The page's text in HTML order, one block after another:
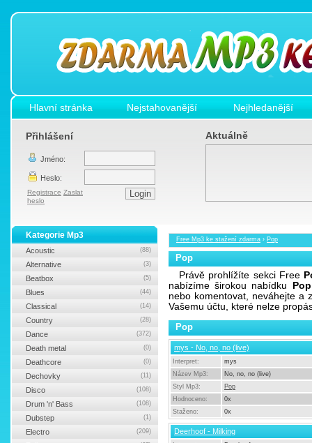
Hlavní stránka Nejstahovanější Nejhledanější
Přihlášení
Jméno:
Heslo:
Registrace Zaslat
heslo
Aktuálně
Free Mp3 ke stažení zdarma › Pop
Pop
Právě prohlížíte sekci Free
nabízíme širokou nabídku
Pop
nebo komentovat, neváhejte a
Vašemu účtu, které nelze
Pop
mys - No, no, no (live)
Interpret:
mys
Název Mp3:
No, no, no (live)
Styl Mp3:
Pop
Hodnoceno:
0x
Staženo:
0x
Deerhoof - Milking
Kategorie Mp3
Acoustic (88)
Alternative (3)
Beatbox (5)
Blues (44)
Classical (14)
Country (28)
Dance (372)
Death metal (0)
Deathcore (0)
Dechovky (11)
Disco (108)
Drum 'n' Bass (108)
Dubstep (1)
Electro (209)